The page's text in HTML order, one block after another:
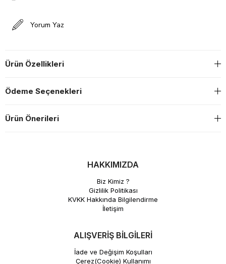
Yorum Yaz
Ürün Özellikleri
Ödeme Seçenekleri
Ürün Önerileri
HAKKIMIZDA
Biz Kimiz ?
Gizlilik Politikası
KVKK Hakkında Bilgilendirme
İletişim
ALIŞVERİŞ BİLGİLERİ
İade ve Değişim Koşulları
Çerez(Cookie) Kullanımı